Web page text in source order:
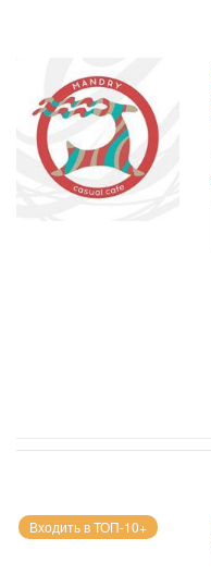
Входить в ТОП-10+